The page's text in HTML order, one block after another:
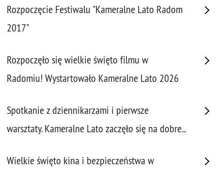
Rozpoczęcie Festiwalu "Kameralne Lato Radom
2017"
Rozpoczęło się wielkie święto filmu w
Radomiu! Wystartowało Kameralne Lato 2026
Spotkanie z dziennikarzami i pierwsze
warsztaty. Kameralne Lato zaczęło się na dobre...
Wielkie święto kina i bezpieczeństwa w